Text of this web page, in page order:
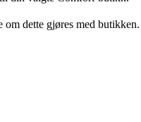
dette gjøres med butikken.